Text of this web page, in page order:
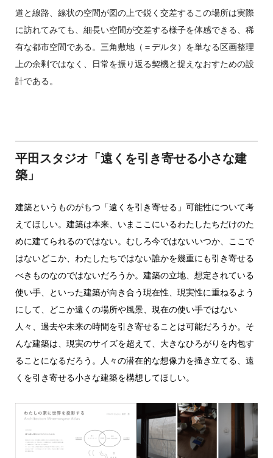
道と線路、線状の空間が図の上で鋭く交差するこの場所は実際
に訪れてみても、細長い空間が交差する様子を体感できる、稀
有な都市空間である。三角敷地（＝デルタ）を単なる区画整理
上の余剰ではなく、日常を振り返る契機と捉えなおすための設
計である。
平田スタジオ「遠くを引き寄せる小さな建
築」
建築というものがもつ「遠くを引き寄せる」可能性について考
えてほしい。建築は本来、いまここにいるわたしたちだけのた
めに建てられるのではない。むしろ今ではないいつか、ここで
はないどこか、わたしたちではない誰かを幾重にも引き寄せる
べきものなのではないだろうか。建築の立地、想定されている
使い手、といった建築が向き合う現在性、現実性に重ねるよう
にして、どこか遠くの場所や風景、現在の使い手ではない
人々、過去や未来の時間を引き寄せることは可能だろうか。そ
んな建築は、現実のサイズを超えて、大きなひろがりを内包す
ることになるだろう。人々の潜在的な想像力を搔き立てる、遠
くを引き寄せる小さな建築を構想してほしい。